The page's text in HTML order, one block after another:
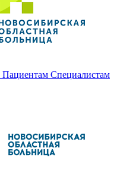
Пациентам Специалистам